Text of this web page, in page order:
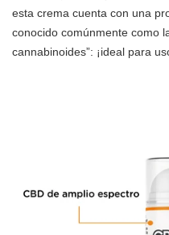
esta crema cuenta con una
conocido comúnmente como
cannabinoides”: ¡ideal para